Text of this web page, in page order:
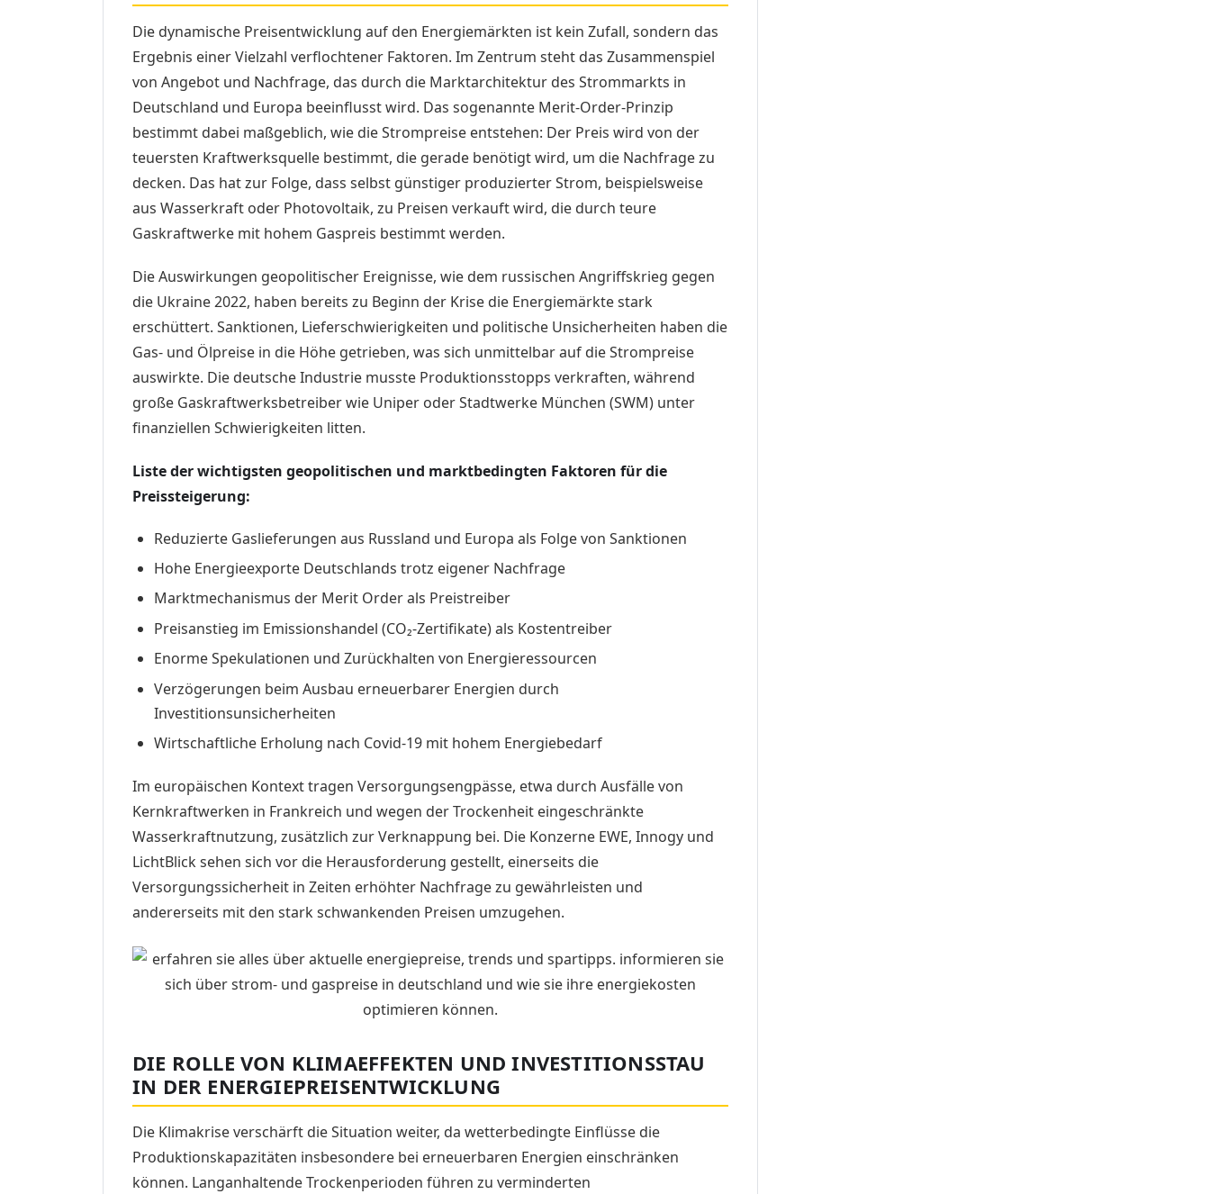
Die dynamische Preisentwicklung auf den Energiemärkten ist kein Zufall, sondern das
Ergebnis einer Vielzahl verflochtener Faktoren. Im Zentrum steht das Zusammenspiel
von Angebot und Nachfrage, das durch die Marktarchitektur des Strommarkts in
Deutschland und Europa beeinflusst wird. Das sogenannte Merit-Order-Prinzip
bestimmt dabei maßgeblich, wie die Strompreise entstehen: Der Preis wird von der
teuersten Kraftwerksquelle bestimmt, die gerade benötigt wird, um die Nachfrage zu
decken. Das hat zur Folge, dass selbst günstiger produzierter Strom, beispielsweise
aus Wasserkraft oder Photovoltaik, zu Preisen verkauft wird, die durch teure
Gaskraftwerke mit hohem Gaspreis bestimmt werden.
Die Auswirkungen geopolitischer Ereignisse, wie dem russischen Angriffskrieg gegen
die Ukraine 2022, haben bereits zu Beginn der Krise die Energiemärkte stark
erschüttert. Sanktionen, Lieferschwierigkeiten und politische Unsicherheiten haben die
Gas- und Ölpreise in die Höhe getrieben, was sich unmittelbar auf die Strompreise
auswirkte. Die deutsche Industrie musste Produktionsstopps verkraften, während
große Gaskraftwerksbetreiber wie Uniper oder Stadtwerke München (SWM) unter
finanziellen Schwierigkeiten litten.
Liste der wichtigsten geopolitischen und marktbedingten Faktoren für die
Preissteigerung:
Reduzierte Gaslieferungen aus Russland und Europa als Folge von Sanktionen
Hohe Energieexporte Deutschlands trotz eigener Nachfrage
Marktmechanismus der Merit Order als Preistreiber
Preisanstieg im Emissionshandel (CO₂-Zertifikate) als Kostentreiber
Enorme Spekulationen und Zurückhalten von Energieressourcen
Verzögerungen beim Ausbau erneuerbarer Energien durch
Investitionsunsicherheiten
Wirtschaftliche Erholung nach Covid-19 mit hohem Energiebedarf
Im europäischen Kontext tragen Versorgungsengpässe, etwa durch Ausfälle von
Kernkraftwerken in Frankreich und wegen der Trockenheit eingeschränkte
Wasserkraftnutzung, zusätzlich zur Verknappung bei. Die Konzerne EWE, Innogy und
LichtBlick sehen sich vor die Herausforderung gestellt, einerseits die
Versorgungssicherheit in Zeiten erhöhter Nachfrage zu gewährleisten und
andererseits mit den stark schwankenden Preisen umzugehen.
DIE ROLLE VON KLIMAEFFEKTEN UND INVESTITIONSSTAU
IN DER ENERGIEPREISENTWICKLUNG
Die Klimakrise verschärft die Situation weiter, da wetterbedingte Einflüsse die
Produktionskapazitäten insbesondere bei erneuerbaren Energien einschränken
können. Langanhaltende Trockenperioden führen zu verminderten